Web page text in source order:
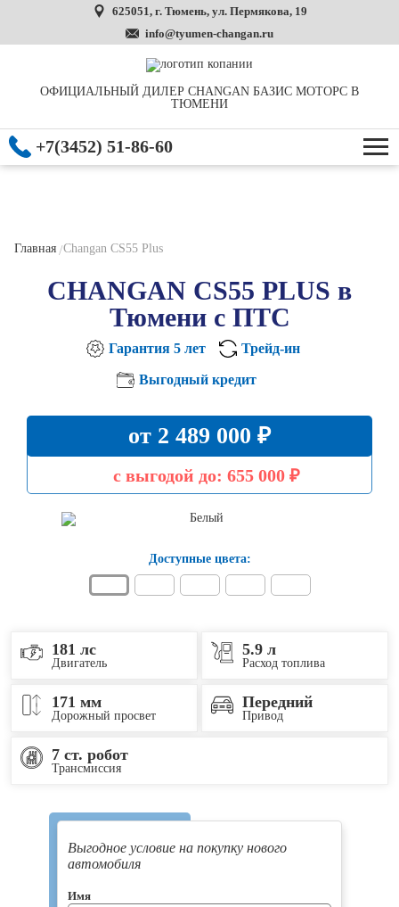
625051, г. Тюмень, ул. Пермякова, 19
info@tyumen-changan.ru
ОФИЦИАЛЬНЫЙ ДИЛЕР CHANGAN БАЗИС МОТОРС В
ТЮМЕНИ
+7(3452) 51-86-60
Главная Changan CS55 Plus
CHANGAN CS55 PLUS в
Тюмени с ПТС
Гарантия 5 лет Трейд-ин
Выгодный кредит
181 лс
Двигатель
5.9 л
Расход топлива
171 мм
Дорожный просвет
Передний
Привод
7 ст. робот
Трансмиссия
от 2 489 000 ₽
с выгодой до: 655 000 ₽
Доступные цвета:
Выгодное условие на покупку нового
автомобиля
Имя